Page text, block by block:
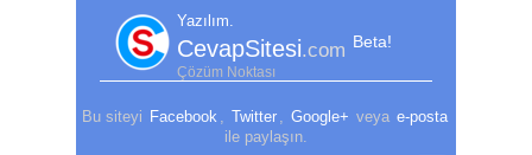
Yazılım.
CevapSitesi.com Beta!
Çözüm Noktası
Bu siteyi Facebook Twitter Google+ veya e-posta
ile paylaşın.